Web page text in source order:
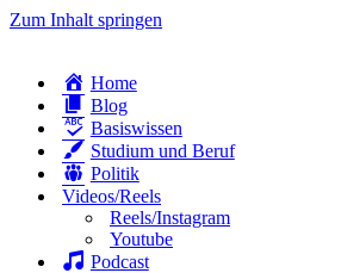
Zum Inhalt springen
Home
Blog
Basiswissen
Studium und Beruf
Politik
Videos/Reels
Reels/Instagram
Youtube
Podcast